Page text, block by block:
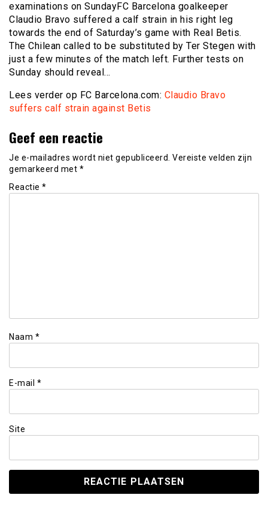
examinations on SundayFC Barcelona goalkeeper
Claudio Bravo suffered a calf strain in his right leg
towards the end of Saturday’s game with Real Betis.
The Chilean called to be substituted by Ter Stegen with
just a few minutes of the match left. Further tests on
Sunday should reveal…
Lees verder op FC Barcelona.com: Claudio Bravo
suffers calf strain against Betis
Geef een reactie
Je e-mailadres wordt niet gepubliceerd. Vereiste velden zijn
gemarkeerd met *
Reactie *
Naam *
E-mail *
Site